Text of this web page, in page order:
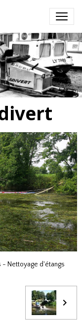
dans un port de
- Nettoyage d'étangs